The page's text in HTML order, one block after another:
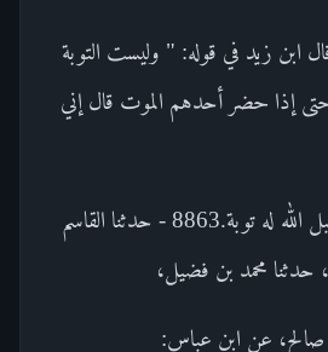
ابن زيد في قوله: " وليست التوبة
حتى إذا حضر أحدهم الموت قال إني
إذا تبيَّن الموتُ فيه لم يقبل الله له توبة.8863 - حدثنا القاسم
حدثنا محمد بن فضيل،
صالح، عن ابن عباس: